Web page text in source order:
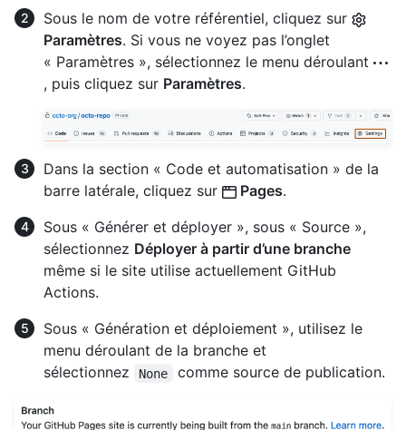
Sous le nom de votre référentiel, cliquez sur
Paramètres. Si vous ne voyez pas l’onglet
« Paramètres », sélectionnez le menu déroulant
, puis cliquez sur Paramètres.
Dans la section « Code et automatisation » de la
barre latérale, cliquez sur
Pages.
Sous « Générer et déployer », sous « Source »,
sélectionnez Déployer à partir d’une branche
même si le site utilise actuellement GitHub
Actions.
Sous « Génération et déploiement », utilisez le
menu déroulant de la branche et
sélectionnez
None comme source de publication.